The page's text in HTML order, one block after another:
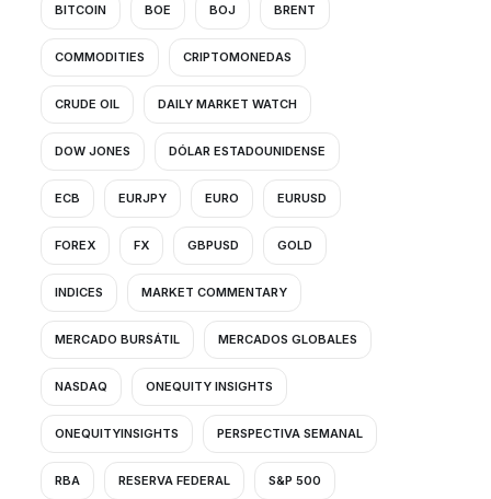
BITCOIN BOE BOJ BRENT
COMMODITIES CRIPTOMONEDAS
CRUDE OIL DAILY MARKET WATCH
DOW JONES DÓLAR ESTADOUNIDENSE
ECB EURJPY EURO EURUSD
FOREX FX GBPUSD GOLD
INDICES MARKET COMMENTARY
MERCADO BURSÁTIL MERCADOS GLOBALES
NASDAQ ONEQUITY INSIGHTS
ONEQUITYINSIGHTS PERSPECTIVA SEMANAL
RBA RESERVA FEDERAL S&P 500